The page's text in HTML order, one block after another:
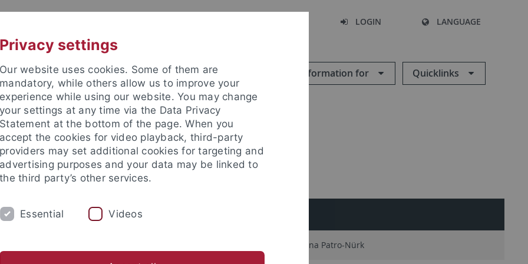
LOGIN LANGUAGE
Information for Quicklinks
Katarzyna Patro-Nürk
Privacy settings
Our website uses cookies. Some of them are
mandatory, while others allow us to improve your
experience while using our website. You may change
your settings at any time via the Data Privacy
Statement at the bottom of the page. When you
accept the cookies for video playback, third-party
providers may set additional cookies for targeting and
advertising purposes and your data may be linked to
the third party’s other services.
Essential Videos